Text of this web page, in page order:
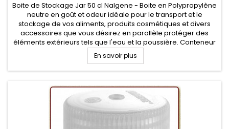
Boite de Stockage Jar 50 cl Nalgene - Boite en Polypropylène
neutre en goût et odeur idéale pour le transport et le
stockage de vos aliments, produits cosmétiques et divers
accessoires que vous désirez en parallèle protéger des
éléments extérieurs tels que l'eau et la poussière. Conteneur
alimentaire pratique au camping, survie et voyage.
En savoir plus